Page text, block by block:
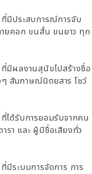
มีประสบการณ์การจับ
ยคอก ขนสั้น ขนยาว ทุก
มีผลงานสุนัขไปสร้างชื่อ
ๆ สัมภาษณ์นิตยสาร โชว์
ได้รับการยอมรับจากคน
รา และ ผู้มีชื่อเสียงทั่ว
มีระบบการจัดการ การ